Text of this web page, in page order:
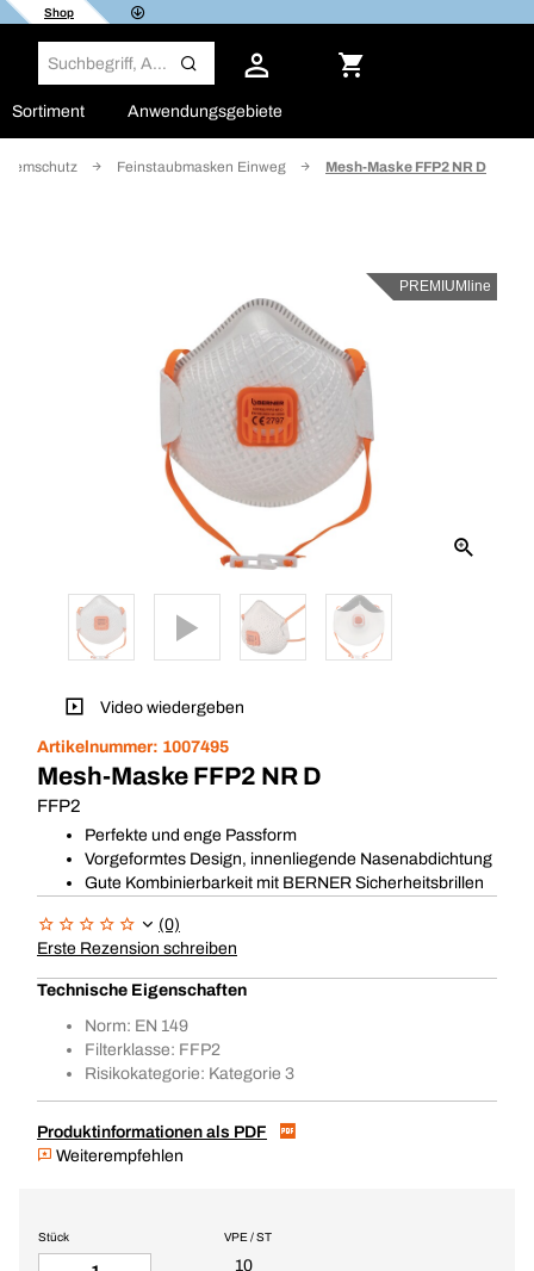
Shop
Sortiment Anwendungsgebiete
Atemschutz Feinstaubmasken Einweg Mesh-Maske FFP2 NR D
PREMIUMline
Video wiedergeben
Artikelnummer: 1007495
Mesh-Maske FFP2 NR D
FFP2
Perfekte und enge Passform
Vorgeformtes Design, innenliegende Nasenabdichtung
Gute Kombinierbarkeit mit BERNER Sicherheitsbrillen
(0)
Erste Rezension schreiben
Technische Eigenschaften
Norm: EN 149
Filterklasse: FFP2
Risikokategorie: Kategorie 3
Produktinformationen als PDF
Weiterempfehlen
VPE / ST
10
Stück